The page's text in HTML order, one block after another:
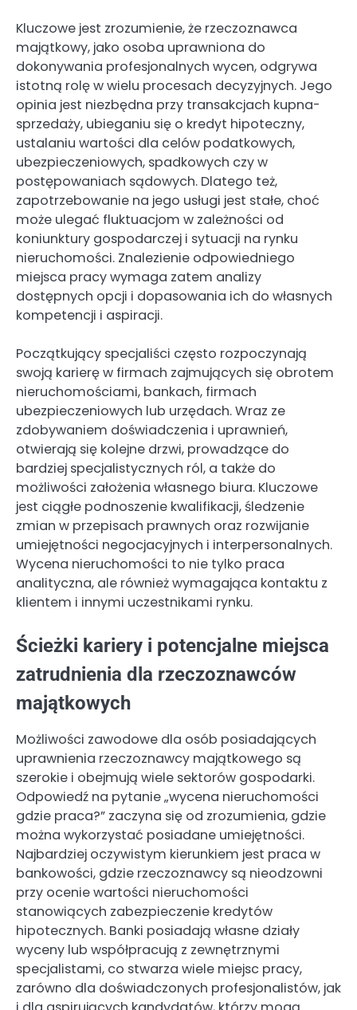
Kluczowe jest zrozumienie, że rzeczoznawca
majątkowy, jako osoba uprawniona do
dokonywania profesjonalnych wycen, odgrywa
istotną rolę w wielu procesach decyzyjnych. Jego
opinia jest niezbędna przy transakcjach kupna-
sprzedaży, ubieganiu się o kredyt hipoteczny,
ustalaniu wartości dla celów podatkowych,
ubezpieczeniowych, spadkowych czy w
postępowaniach sądowych. Dlatego też,
zapotrzebowanie na jego usługi jest stałe, choć
może ulegać fluktuacjom w zależności od
koniunktury gospodarczej i sytuacji na rynku
nieruchomości. Znalezienie odpowiedniego
miejsca pracy wymaga zatem analizy
dostępnych opcji i dopasowania ich do własnych
kompetencji i aspiracji.
Początkujący specjaliści często rozpoczynają
swoją karierę w firmach zajmujących się obrotem
nieruchomościami, bankach, firmach
ubezpieczeniowych lub urzędach. Wraz ze
zdobywaniem doświadczenia i uprawnień,
otwierają się kolejne drzwi, prowadzące do
bardziej specjalistycznych ról, a także do
możliwości założenia własnego biura. Kluczowe
jest ciągłe podnoszenie kwalifikacji, śledzenie
zmian w przepisach prawnych oraz rozwijanie
umiejętności negocjacyjnych i interpersonalnych.
Wycena nieruchomości to nie tylko praca
analityczna, ale również wymagająca kontaktu z
klientem i innymi uczestnikami rynku.
Ścieżki kariery i potencjalne miejsca
zatrudnienia dla rzeczoznawców
majątkowych
Możliwości zawodowe dla osób posiadających
uprawnienia rzeczoznawcy majątkowego są
szerokie i obejmują wiele sektorów gospodarki.
Odpowiedź na pytanie „wycena nieruchomości
gdzie praca?” zaczyna się od zrozumienia, gdzie
można wykorzystać posiadane umiejętności.
Najbardziej oczywistym kierunkiem jest praca w
bankowości, gdzie rzeczoznawcy są nieodzowni
przy ocenie wartości nieruchomości
stanowiących zabezpieczenie kredytów
hipotecznych. Banki posiadają własne działy
wyceny lub współpracują z zewnętrznymi
specjalistami, co stwarza wiele miejsc pracy,
zarówno dla doświadczonych profesjonalistów, jak